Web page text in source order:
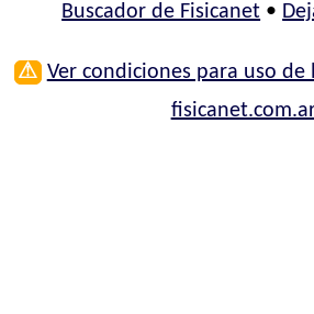
Buscador de Fisicanet •
⚠ Ver condiciones para uso